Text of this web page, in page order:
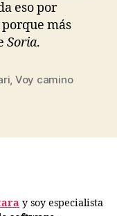
eso por
porque más
Soria.
, Voy camino
y soy especialista